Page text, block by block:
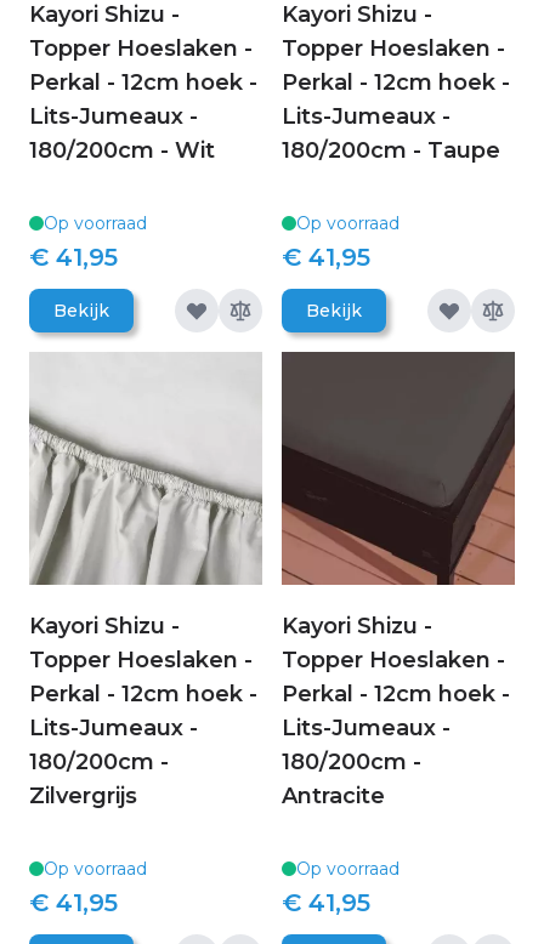
Kayori Shizu -
Topper Hoeslaken -
Perkal - 12cm hoek -
Lits-Jumeaux -
180/200cm - Wit
Op voorraad
€ 41,95
Bekijk
Kayori Shizu -
Topper Hoeslaken -
Perkal - 12cm hoek -
Lits-Jumeaux -
180/200cm - Taupe
Op voorraad
€ 41,95
Bekijk
Kayori Shizu -
Topper Hoeslaken -
Perkal - 12cm hoek -
Lits-Jumeaux -
180/200cm -
Zilvergrijs
Op voorraad
€ 41,95
Kayori Shizu -
Topper Hoeslaken -
Perkal - 12cm hoek -
Lits-Jumeaux -
180/200cm -
Antracite
Op voorraad
€ 41,95